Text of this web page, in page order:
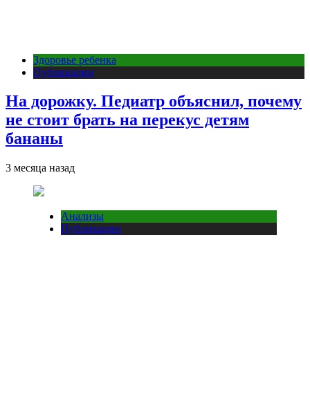
Здоровье ребенка
Публикации
На дорожку. Педиатр объяснил, почему
не стоит брать на перекус детям
бананы
3 месяца назад
Анализы
Публикации